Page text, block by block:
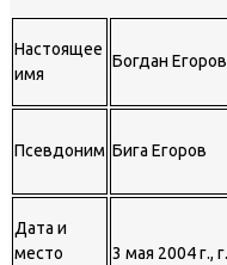
Настоящее
имя
Богдан Егоров
Псевдоним Бига Егоров
Дата и
место
3 мая 2004 г.,